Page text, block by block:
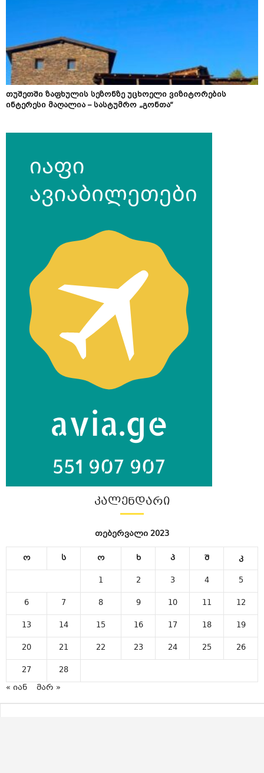
თუშეთში ზაფხულის სეზონზე უცხოელი ვიზიტორების
ინტერესი მაღალია – სასტუმრო „გონთა“
ᲙᲐᲚᲔᲜᲓᲐᲠᲘ
თებერვალი 2023
ო ს ო ხ პ შ
კ
1
2 3 4
5
6
7 8 9 10 11
12
13
14 15 16 17 18
19
20
21 22 23 24 25
26
27
28
« იან
მარ »